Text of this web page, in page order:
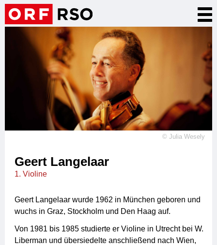
Direkt
zum
Inhalt
© Julia Wesely
Geert Langelaar
1. Violine
Geert Langelaar wurde 1962 in München geboren und
wuchs in Graz, Stockholm und Den Haag auf.
Von 1981 bis 1985 studierte er Violine in Utrecht bei W.
Liberman und übersiedelte anschließend nach Wien,